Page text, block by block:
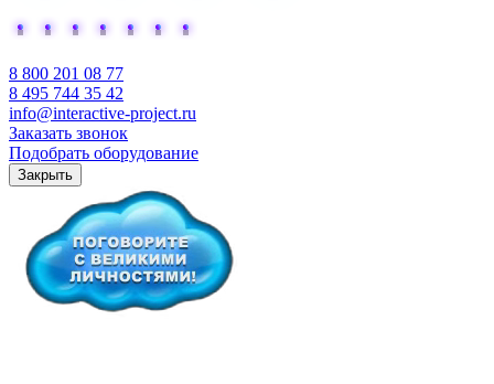
8 800 201 08 77
8 495 744 35 42
info@interactive-project.ru
Заказать звонок
Подобрать оборудование
Закрыть